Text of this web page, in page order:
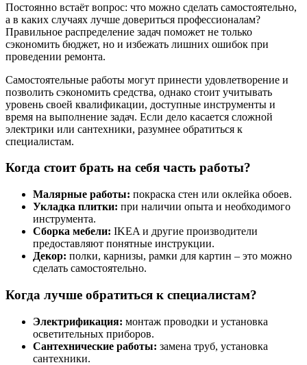
Постоянно встаёт вопрос: что можно сделать самостоятельно,
а в каких случаях лучше довериться профессионалам?
Правильное распределение задач поможет не только
сэкономить бюджет, но и избежать лишних ошибок при
проведении ремонта.
Самостоятельные работы могут принести удовлетворение и
позволить сэкономить средства, однако стоит учитывать
уровень своей квалификации, доступные инструменты и
время на выполнение задач. Если дело касается сложной
электрики или сантехники, разумнее обратиться к
специалистам.
Когда стоит брать на себя часть работы?
Малярные работы: покраска стен или оклейка обоев.
Укладка плитки: при наличии опыта и необходимого
инструмента.
Сборка мебели: IKEA и другие производители
предоставляют понятные инструкции.
Декор: полки, карнизы, рамки для картин – это можно
сделать самостоятельно.
Когда лучше обратиться к специалистам?
Электрификация: монтаж проводки и установка
осветительных приборов.
Сантехнические работы: замена труб, установка
сантехники.